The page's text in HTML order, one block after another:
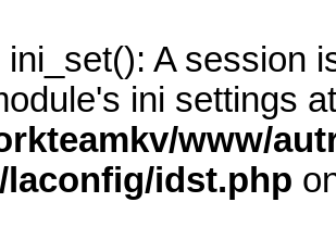
ini_set(): A session
ini settings
www/
laconfig/idst.php